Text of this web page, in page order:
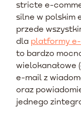
stricte e-
silne w polskim
przede
dla platformy
to bardzo
wielokanałowe
e-mail z
oraz
jednego